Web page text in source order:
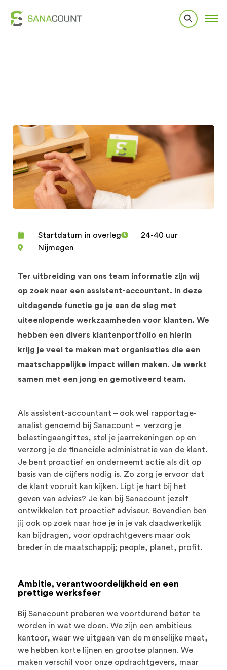
Startdatum in overleg
24-40 uur
Nijmegen
Ter uitbreiding van ons team informatie zijn wij
op zoek naar een assistent-accountant. In deze
uitdagende functie ga je aan de slag met
uiteenlopende werkzaamheden voor klanten. We
hebben een divers klantenportfolio en hierin
krijg je veel te maken met organisaties die een
maatschappelijke impact willen maken. Je werkt
samen met een jong en gemotiveerd team.
Als assistent-accountant – ook wel rapportage-
analist genoemd bij Sanacount – verzorg je
belastingaangiftes, stel je jaarrekeningen op en
verzorg je de financiële administratie van de klant.
Je bent proactief en onderneemt actie als dit op
basis van de cijfers nodig is. Zo zorg je ervoor dat
de klant vooruit kan kijken. Ligt je hart bij het
geven van advies? Je kan bij Sanacount jezelf
ontwikkelen tot proactief adviseur. Bovendien ben
jij ook op zoek naar hoe je in je vak daadwerkelijk
kan bijdragen, voor opdrachtgevers maar ook
breder in de maatschappij; people, planet, profit.
Ambitie, verantwoordelijkheid en een
prettige werksfeer
Bij Sanacount proberen we voortdurend beter te
worden in wat we doen. We zijn een ambitieus
kantoor, waar we uitgaan van de menselijke maat,
we hebben korte lijnen en grootse plannen. We
maken verschil voor onze opdrachtgevers, maar